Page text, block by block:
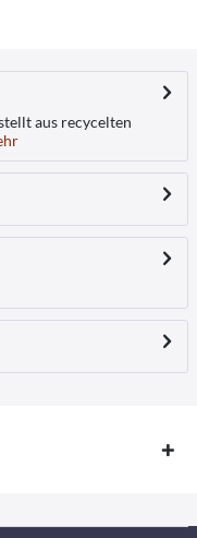
aus recycelten